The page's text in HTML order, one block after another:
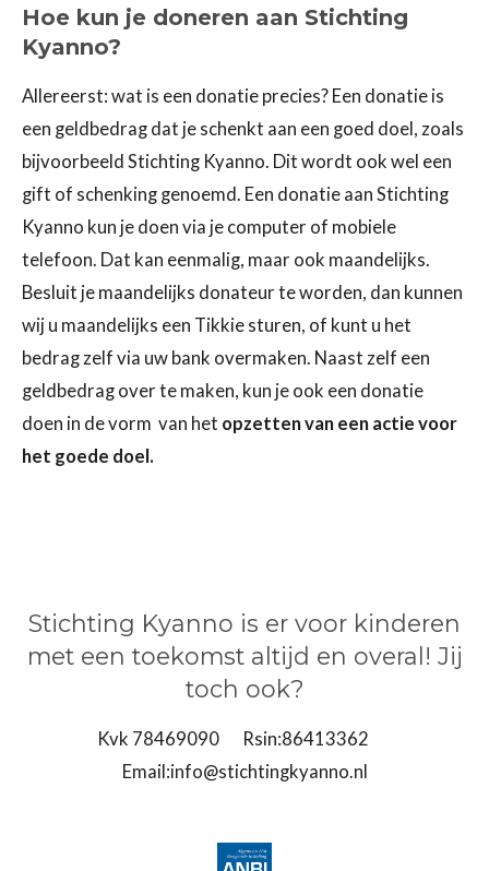
Hoe kun je doneren aan Stichting
Kyanno?
Allereerst: wat is een donatie precies? Een donatie is
een geldbedrag dat je schenkt aan een goed doel, zoals
bijvoorbeeld Stichting Kyanno. Dit wordt ook wel een
gift of schenking genoemd. Een donatie aan Stichting
Kyanno kun je doen via je computer of mobiele
telefoon. Dat kan eenmalig, maar ook maandelijks.
Besluit je maandelijks donateur te worden, dan kunnen
wij u maandelijks een Tikkie sturen, of kunt u het
bedrag zelf via uw bank overmaken. Naast zelf een
geldbedrag over te maken, kun je ook een donatie
doen in de vorm van het opzetten van een actie voor
het goede doel.
Stichting Kyanno is er voor kinderen
met een toekomst altijd en overal! Jij
toch ook?
Kvk 78469090 Rsin:86413362
Email:info@stichtingkyanno.nl